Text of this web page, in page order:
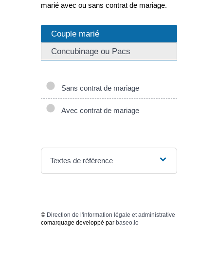
marié avec ou sans contrat de mariage.
Couple marié
Concubinage ou Pacs
Sans contrat de mariage
Avec contrat de mariage
Textes de référence
© Direction de l'information légale et administrative
comarquage developpé par baseo.io